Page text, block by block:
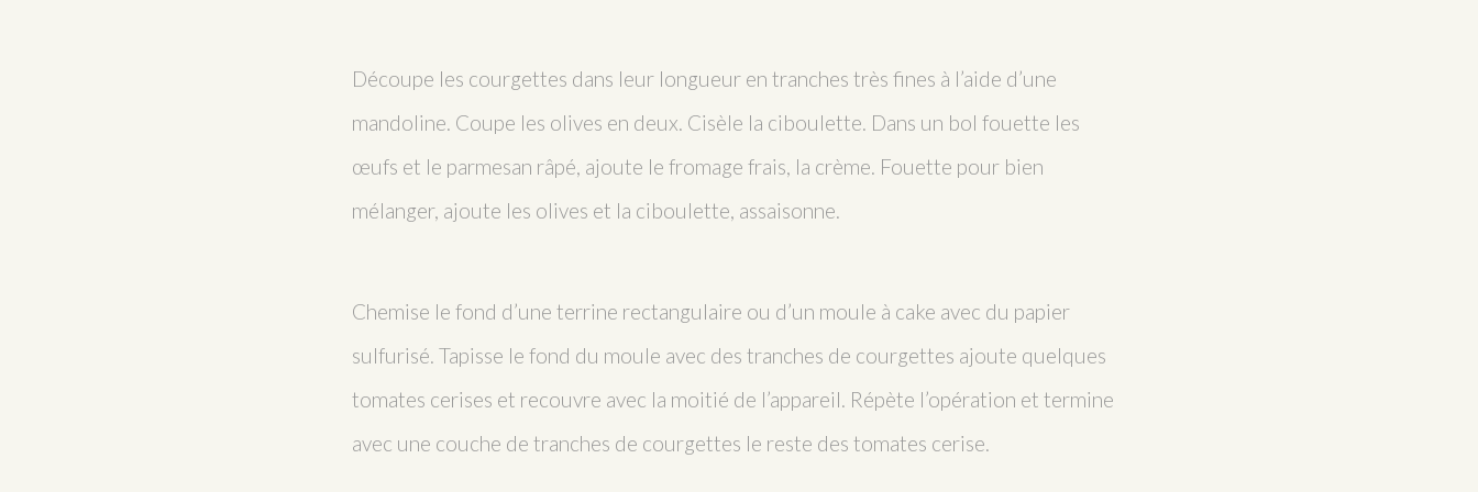
Découpe les courgettes dans leur longueur en tranches très fines à l’aide d’une
mandoline. Coupe les olives en deux. Cisèle la ciboulette. Dans un bol fouette les
œufs et le parmesan râpé, ajoute le fromage frais, la crème. Fouette pour bien
mélanger, ajoute les olives et la ciboulette, assaisonne.
Chemise le fond d’une terrine rectangulaire ou d’un moule à cake avec du papier
sulfurisé. Tapisse le fond du moule avec des tranches de courgettes ajoute quelques
tomates cerises et recouvre avec la moitié de l’appareil. Répète l’opération et termine
avec une couche de tranches de courgettes le reste des tomates cerise.